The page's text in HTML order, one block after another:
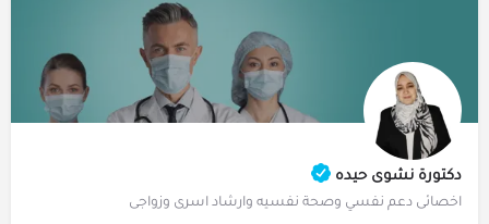
دكتورة نشوى حيده
اخصائى دعم نفسي وصحة نفسيه وارشاد اسرى وزواجى